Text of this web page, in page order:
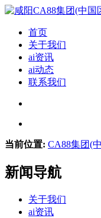
首页
关于我们
ai资讯
ai动态
联系我们
当前位置: CA88集团(
新闻导航
关于我们
ai资讯